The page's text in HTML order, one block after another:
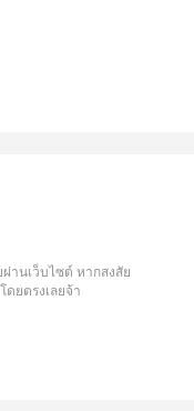
ผ่านเว็บไซต์ หากสงสัย
ยตรงเลยจ้า